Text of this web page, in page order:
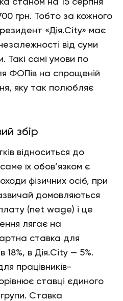
станом на 15 серпня
грн. Тобто за кожного
«Дія.City» має
від суми
Такі самі умови по
ФОПів на спрощеній
яку так полюбляє
збір
відноситься до
їх обов’язком є
фізичних осіб, при
домовляються
(net wage) і це
лягає на
ставка для
18%, в Дія.City — 5%.
працівників-
ставці єдиного
Ставка